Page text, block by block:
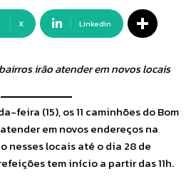
X Linkedin
irão atender em novos locais
feira (15), os 11 caminhões do Bom
em novos endereços na
nesses locais até o dia 28 de
tem início a partir das 11h.